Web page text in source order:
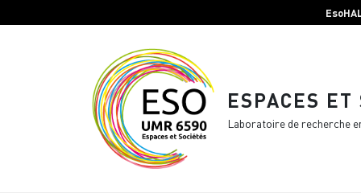
ESPACES ET
Laboratoire de recherche